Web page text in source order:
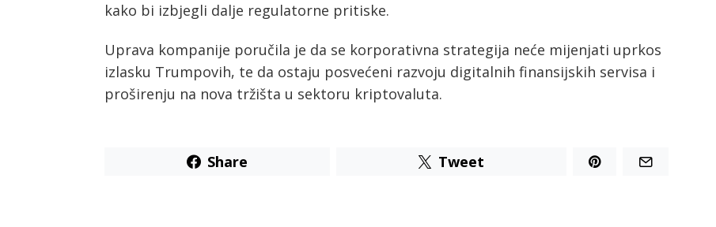
kako bi izbjegli dalje regulatorne pritiske.
Uprava kompanije poručila je da se korporativna strategija neće mijenjati uprkos
izlasku Trumpovih, te da ostaju posvećeni razvoju digitalnih finansijskih servisa i
proširenju na nova tržišta u sektoru kriptovaluta.
Share Tweet